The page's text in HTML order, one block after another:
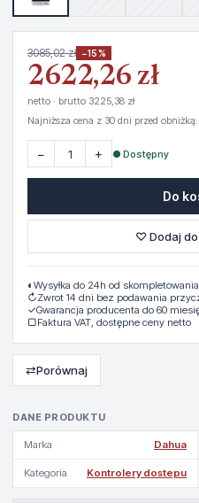
DANE PRODUKTU
Marka Dahua
Kategoria Kontrolery dostepu
3085,02 zł −15%
2622,26 zł
netto · brutto 3225,38 zł
Najniższa cena z 30 dni przed obniżką:
− + ● Dostępny
Do
♡ Dodaj
◐ Wysyłka do 24h od
↻Zwrot 14 dni bez podawania
✓Gwarancja producenta do 60
▢Faktura VAT, dostępne ceny netto
⇄Porównaj